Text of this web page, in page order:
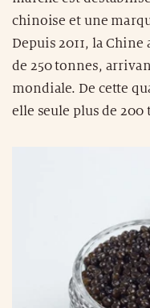
chinoise et une
Depuis 2011, la
de 250 tonnes,
mondiale. De cette
elle seule plus de 200